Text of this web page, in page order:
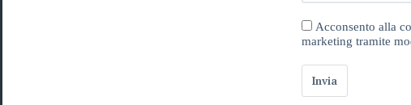
Acconsento alla
marketing tramite
Invia